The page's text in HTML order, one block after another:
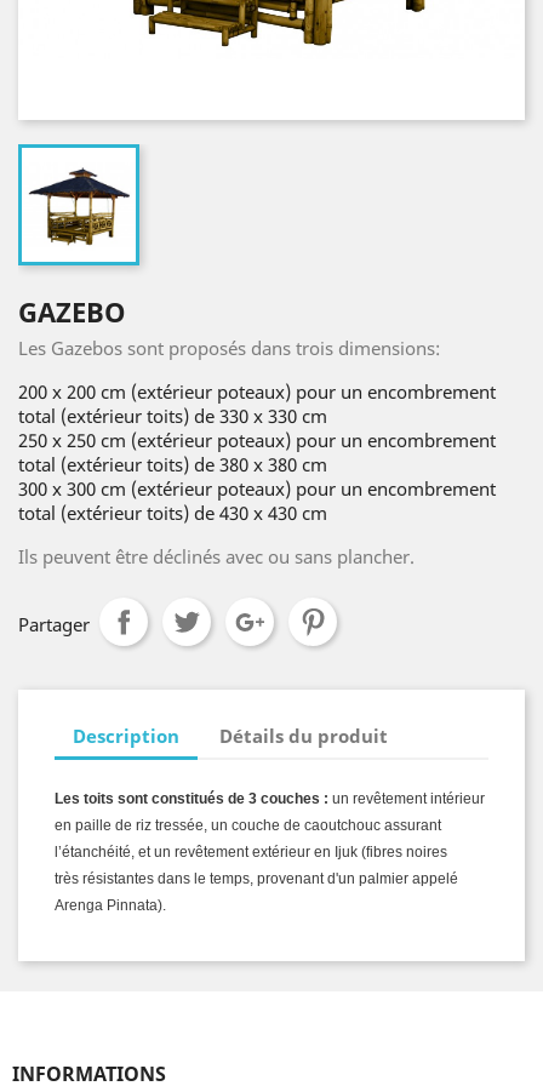
GAZEBO
Les Gazebos sont proposés dans trois dimensions:
200 x 200 cm (extérieur poteaux) pour un encombrement
total (extérieur toits) de 330 x 330 cm
250 x 250 cm (extérieur poteaux) pour un encombrement
total (extérieur toits) de 380 x 380 cm
300 x 300 cm (extérieur poteaux) pour un encombrement
total (extérieur toits) de 430 x 430 cm
Ils peuvent être déclinés avec ou sans plancher.
Partager
Description Détails du produit
Les toits sont constitués de 3 couches : un revêtement intérieur
en paille de riz tressée, un couche de caoutchouc assurant
l’étanchéité, et un revêtement extérieur en Ijuk (fibres noires
très résistantes dans le temps, provenant d'un palmier appelé
Arenga Pinnata).
INFORMATIONS